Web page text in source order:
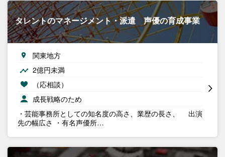
タレントのマネージメント・派遣 声優の育成事業
関東地方
2億円未満
（応相談）
成長戦略のため
・芸能事務所としての知名度の高さ、業歴の長さ、 出演
先の幅広さ ・有名声優所…